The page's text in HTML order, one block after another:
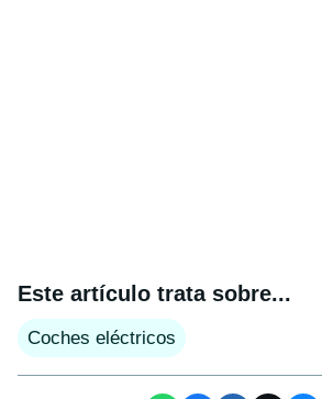
Este artículo trata sobre...
Coches eléctricos